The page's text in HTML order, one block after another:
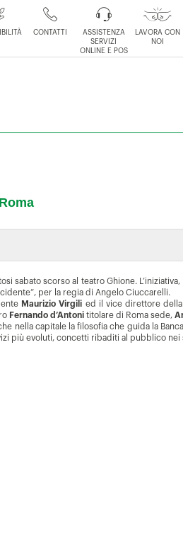
CONTATTI
ASSISTENZA
SERVIZI
ONLINE E POS
LAVORA CON
NOI
sabato scorso al teatro Ghione.
per la regia di Angelo Ciuccarelli.
Maurizio Virgili ed il vice direttore
Fernando d’Antoni titolare di Roma sede,
nella capitale la filosofia che guida la
più evoluti, concetti ribaditi al pubblico nei